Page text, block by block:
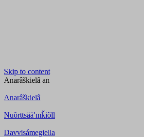
Skip to content
Anarâškielâ an
Anarâškielâ
Nuõrttsääʹmǩiõll
Davvisámegiella